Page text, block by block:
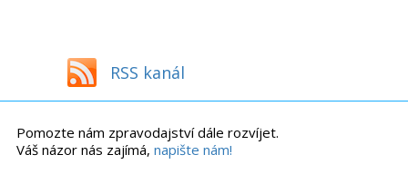
RSS kanál
Pomozte nám zpravodajství dále rozvíjet.
Váš názor nás zajímá, napište nám!